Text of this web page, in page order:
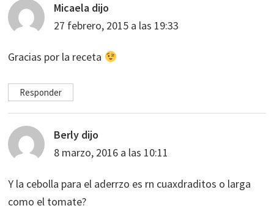
Micaela dijo
27 febrero, 2015 a las 19:33
Gracias por la receta
Responder
Berly dijo
8 marzo, 2016 a las 10:11
Y la cebolla para el aderrzo es rn cuaxdraditos o larga
como el tomate?